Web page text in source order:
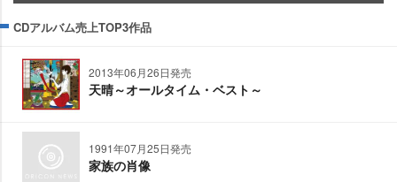
CDアルバム売上TOP3作品
2013年06月26日発売
天晴～オールタイム・ベスト～
1991年07月25日発売
家族の肖像